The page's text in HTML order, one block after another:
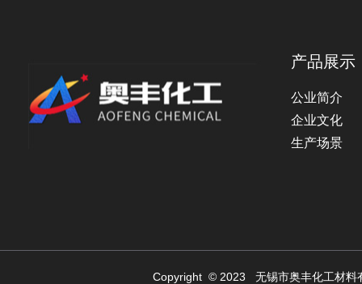
产品展示
公业简介
企业文化
生产场景
Copyright © 2023 无锡市奥丰化工材